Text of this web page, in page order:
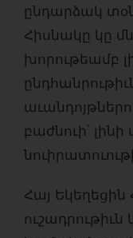
ընդարձակ
Հիսնակը կը
խորութեամբ
բաժնուի՝
Հայ